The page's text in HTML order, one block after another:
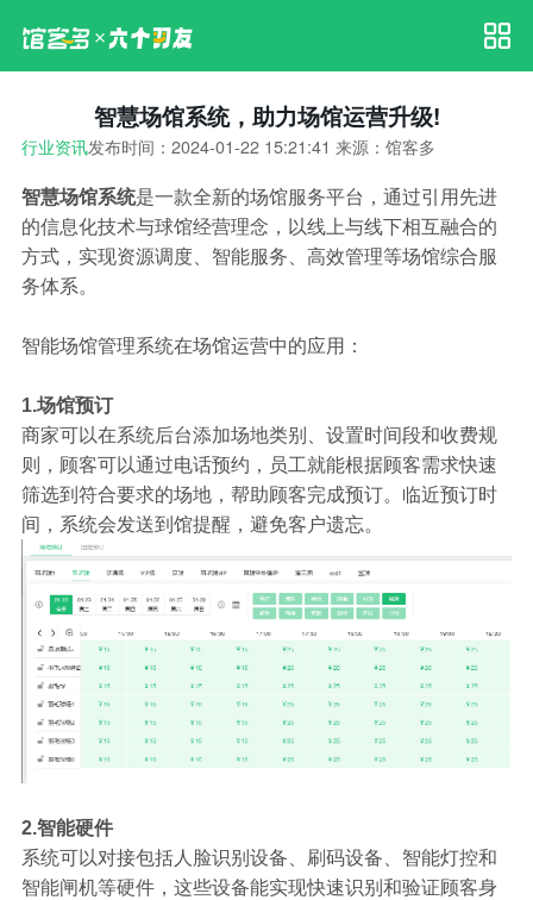
智慧场馆系统，助力场馆运营升级!
行业资讯发布时间：2024-01-22 15:21:41 来源：馆客多
智慧场馆系统是一款全新的场馆服务平台，通过引用先进
的信息化技术与球馆经营理念，以线上与线下相互融合的
方式，实现资源调度、智能服务、高效管理等场馆综合服
务体系。
智能场馆管理系统在场馆运营中的应用：
1.场馆预订
商家可以在系统后台添加场地类别、设置时间段和收费规
则，顾客可以通过电话预约，员工就能根据顾客需求快速
筛选到符合要求的场地，帮助顾客完成预订。临近预订时
间，系统会发送到馆提醒，避免客户遗忘。
2.智能硬件
系统可以对接包括人脸识别设备、刷码设备、智能灯控和
智能闸机等硬件，这些设备能实现快速识别和验证顾客身